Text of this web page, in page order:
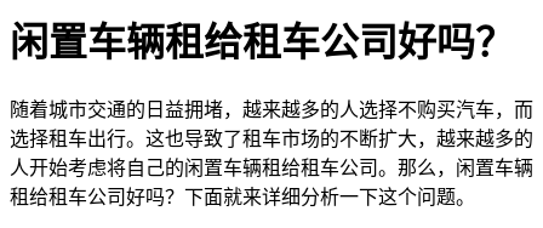
闲置车辆租给租车公司好吗？
随着城市交通的日益拥堵，越来越多的人选择不购买汽车，而
选择租车出行。这也导致了租车市场的不断扩大，越来越多的
人开始考虑将自己的闲置车辆租给租车公司。那么，闲置车辆
租给租车公司好吗？下面就来详细分析一下这个问题。